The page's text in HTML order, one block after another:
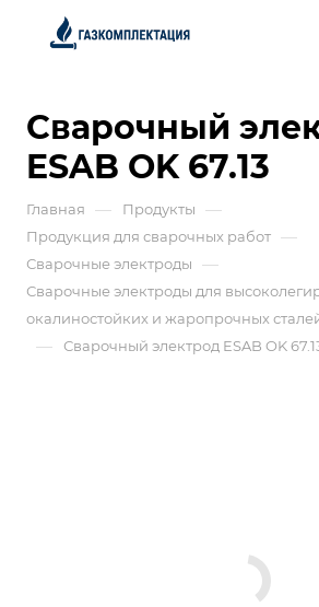
Сварочный
ESAB OK 67.13
Главная — Продукты —
Продукция для сварочных работ —
Сварочные электроды —
Сварочные электроды для
окалиностойких и жаропрочных
— Сварочный электрод ESAB OK